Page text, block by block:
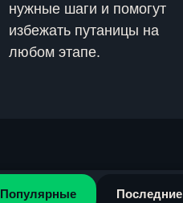
нужные шаги и помогут
избежать путаницы на
любом этапе.
Популярные Последние